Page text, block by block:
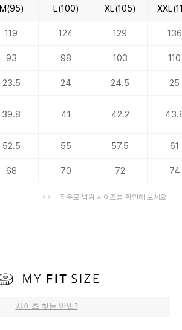
M(95) L(100) XL(105)
119 124 129 136
93 98 103 110
23.5 24 24.5 25
39.8 41 42.2
52.5 55 57.5 61
68 70 72 74
좌우로 넘겨 사이즈를 확인해 보세요